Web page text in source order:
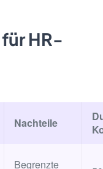
HR-
Nachteile
Begrenzte